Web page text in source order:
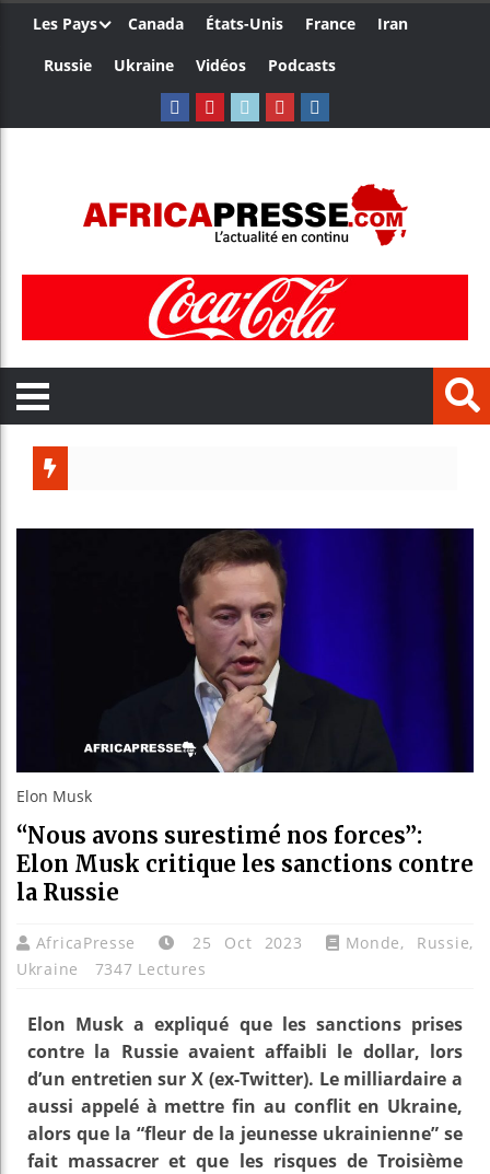
Les Pays Canada États-Unis France
Iran
Russie
Ukraine Vidéos Podcasts
Elon Musk
“Nous avons surestimé nos forces”:
Elon Musk critique les sanctions contre
la Russie
AfricaPresse 25 Oct 2023 Monde, Russie,
Ukraine
7347 Lectures
Elon Musk a expliqué que les sanctions prises
contre la Russie avaient affaibli le dollar, lors
d’un entretien sur X (ex-Twitter). Le milliardaire a
aussi appelé à mettre fin au conflit en Ukraine,
alors que la “fleur de la jeunesse ukrainienne” se
fait massacrer et que les risques de Troisième